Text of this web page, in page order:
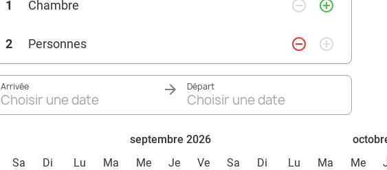
1 Chambre remove_circle_outline add_circle_outline
2 Personnes remove_circle_outline add_circle_outline
Arrivée
Choisir une date
Départ
Choisir une date
Sa Di
septembre 2026
Lu
Ma Me Je Ve Sa Di
Lu
Ma Me